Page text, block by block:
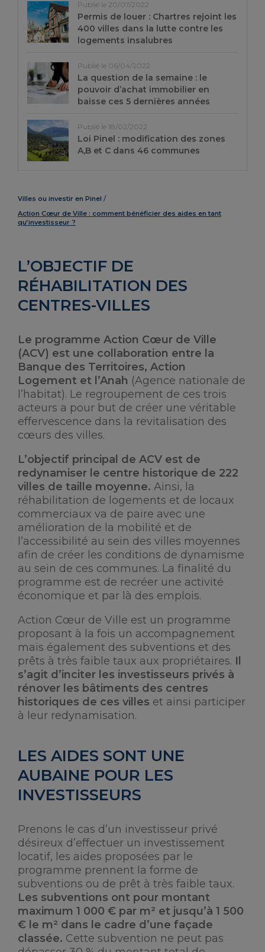
Villes ou investir en Pinel
Action Cœur de Ville : comment bénéficier des aides en tant
qu’investisseur ?
L’OBJECTIF DE
RÉHABILITATION DES
CENTRES-VILLES
Le programme Action Cœur de Ville
(ACV) est une collaboration entre la
Banque des Territoires, Action
Logement et l’Anah (Agence nationale de
l’habitat). Le regroupement de ces trois
acteurs a pour but de créer une véritable
effervescence dans la revitalisation des
cœurs des villes.
L’objectif principal de ACV est de
redynamiser le centre historique de 222
villes de taille moyenne. Ainsi, la
réhabilitation de logements et de locaux
commerciaux va de paire avec une
amélioration de la mobilité et de
l’accessibilité au sein des villes moyennes
afin de créer les conditions de dynamisme
au sein de ces communes. La finalité du
programme est de recréer une activité
économique et par là des emplois.
Action Cœur de Ville est un programme
proposant à la fois un accompagnement
mais également des subventions et des
prêts à très faible taux aux propriétaires. Il
s’agit d’inciter les investisseurs privés à
rénover les bâtiments des centres
historiques de ces villes et ainsi participer
à leur redynamisation.
LES AIDES SONT UNE
AUBAINE POUR LES
INVESTISSEURS
Prenons le cas d’un investisseur privé
désireux d’effectuer un investissement
locatif, les aides proposées par le
programme prennent la forme de
subventions ou de prêt à très faible taux.
Les subventions ont pour montant
maximum 1 000 € par m² et jusqu’à 1 500
€ le m² dans le cadre d’une façade
classée. Cette subvention ne peut pas
Publié le 20/07/2022
Permis de louer : Chartres rejoint les
400 villes dans la lutte contre les
logements insalubres
Publié le 06/04/2022
La question de la semaine : le
pouvoir d’achat immobilier en
baisse ces 5 dernières années
Publié le 18/02/2022
Loi Pinel : modification des zones
A,B et C dans 46 communes